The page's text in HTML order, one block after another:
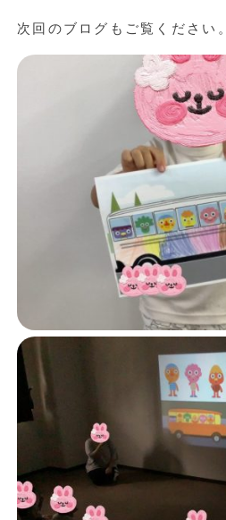
次回のブログもご覧ください。